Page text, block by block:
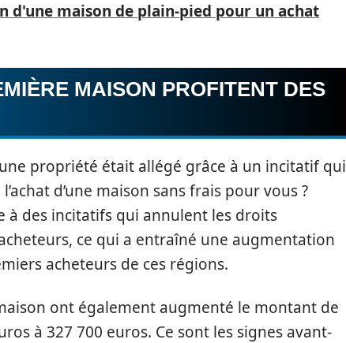
d'une maison de plain-pied pour un achat
MAISON PROFITENT DES
propriété était allégé grâce à un incitatif qui
d’une maison sans frais pour vous ?
des incitatifs qui annulent les droits
ce qui a entraîné une augmentation
acheteurs de ces régions.
ont également augmenté le montant de
à 327 700 euros. Ce sont les signes avant-